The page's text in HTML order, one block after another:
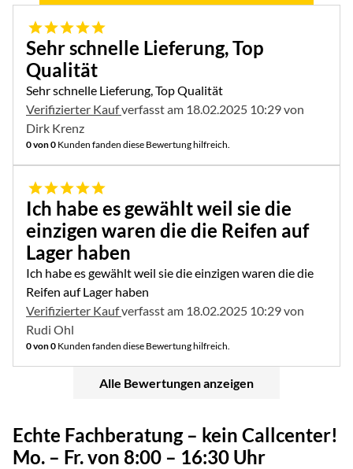
5 von 5
Sehr schnelle Lieferung, Top
Qualität
Sehr schnelle Lieferung, Top Qualität
Verifizierter Kaufverfasst am 18.02.2025 10:29 von
Dirk Krenz
0 von 0 Kunden fanden diese Bewertung hilfreich.
5 von 5
Ich habe es gewählt weil sie die
einzigen waren die die Reifen auf
Lager haben
Ich habe es gewählt weil sie die einzigen waren die die
Reifen auf Lager haben
Verifizierter Kaufverfasst am 18.02.2025 10:29 von
Rudi Ohl
0 von 0 Kunden fanden diese Bewertung hilfreich.
Alle Bewertungen anzeigen
Echte Fachberatung – kein Callcenter!
Mo. – Fr. von 8:00 – 16:30 Uhr